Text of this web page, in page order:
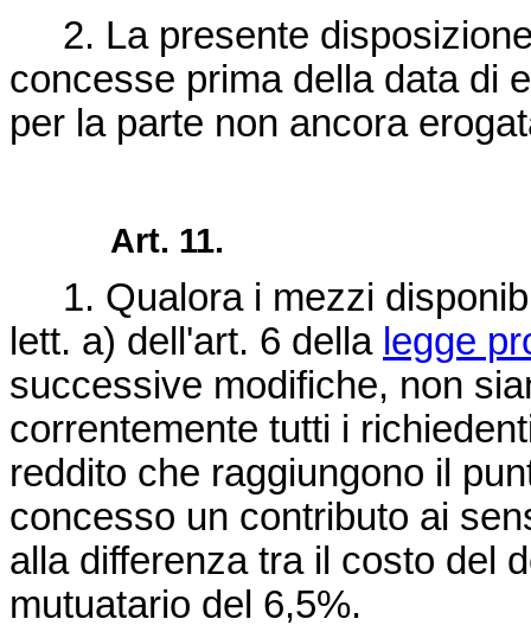
2. La presente
concesse prima della data di
per la parte non ancora
Art. 11.
1. Qualora i mezzi
lett. a) dell'art. 6 della legge
successive modifiche, non
correntemente tutti i
reddito che raggiungono il
concesso un contributo ai
alla differenza tra il costo del
mutuatario del 6,5%.